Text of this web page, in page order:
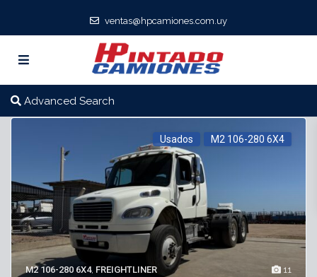
ventas@hpcamiones.com.uy
Advanced Search
11
M2 106-280 6X4, FREIGHTLINER
Usados M2 106-280 6X4